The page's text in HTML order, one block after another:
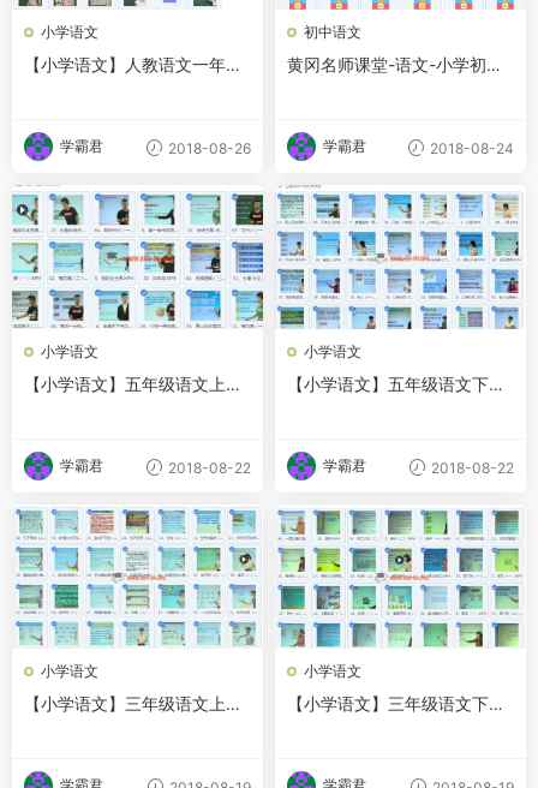
小学语文
【小学语文】人教语文一年级
学霸君 2018-08-26
初中语文
黄冈名师课堂-语文-小学初中
学霸君 2018-08-24
小学语文
【小学语文】五年级语文上册
学霸君 2018-08-22
小学语文
【小学语文】五年级语文下册
学霸君 2018-08-22
小学语文
【小学语文】三年级语文上册
小学语文
【小学语文】三年级语文下册